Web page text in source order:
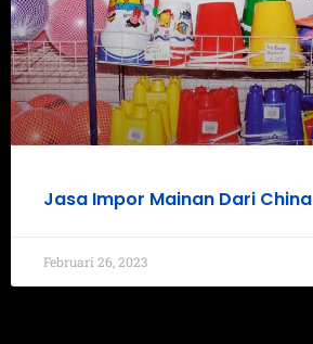
Jasa Impor Mainan Dari China
Februari 26, 2023